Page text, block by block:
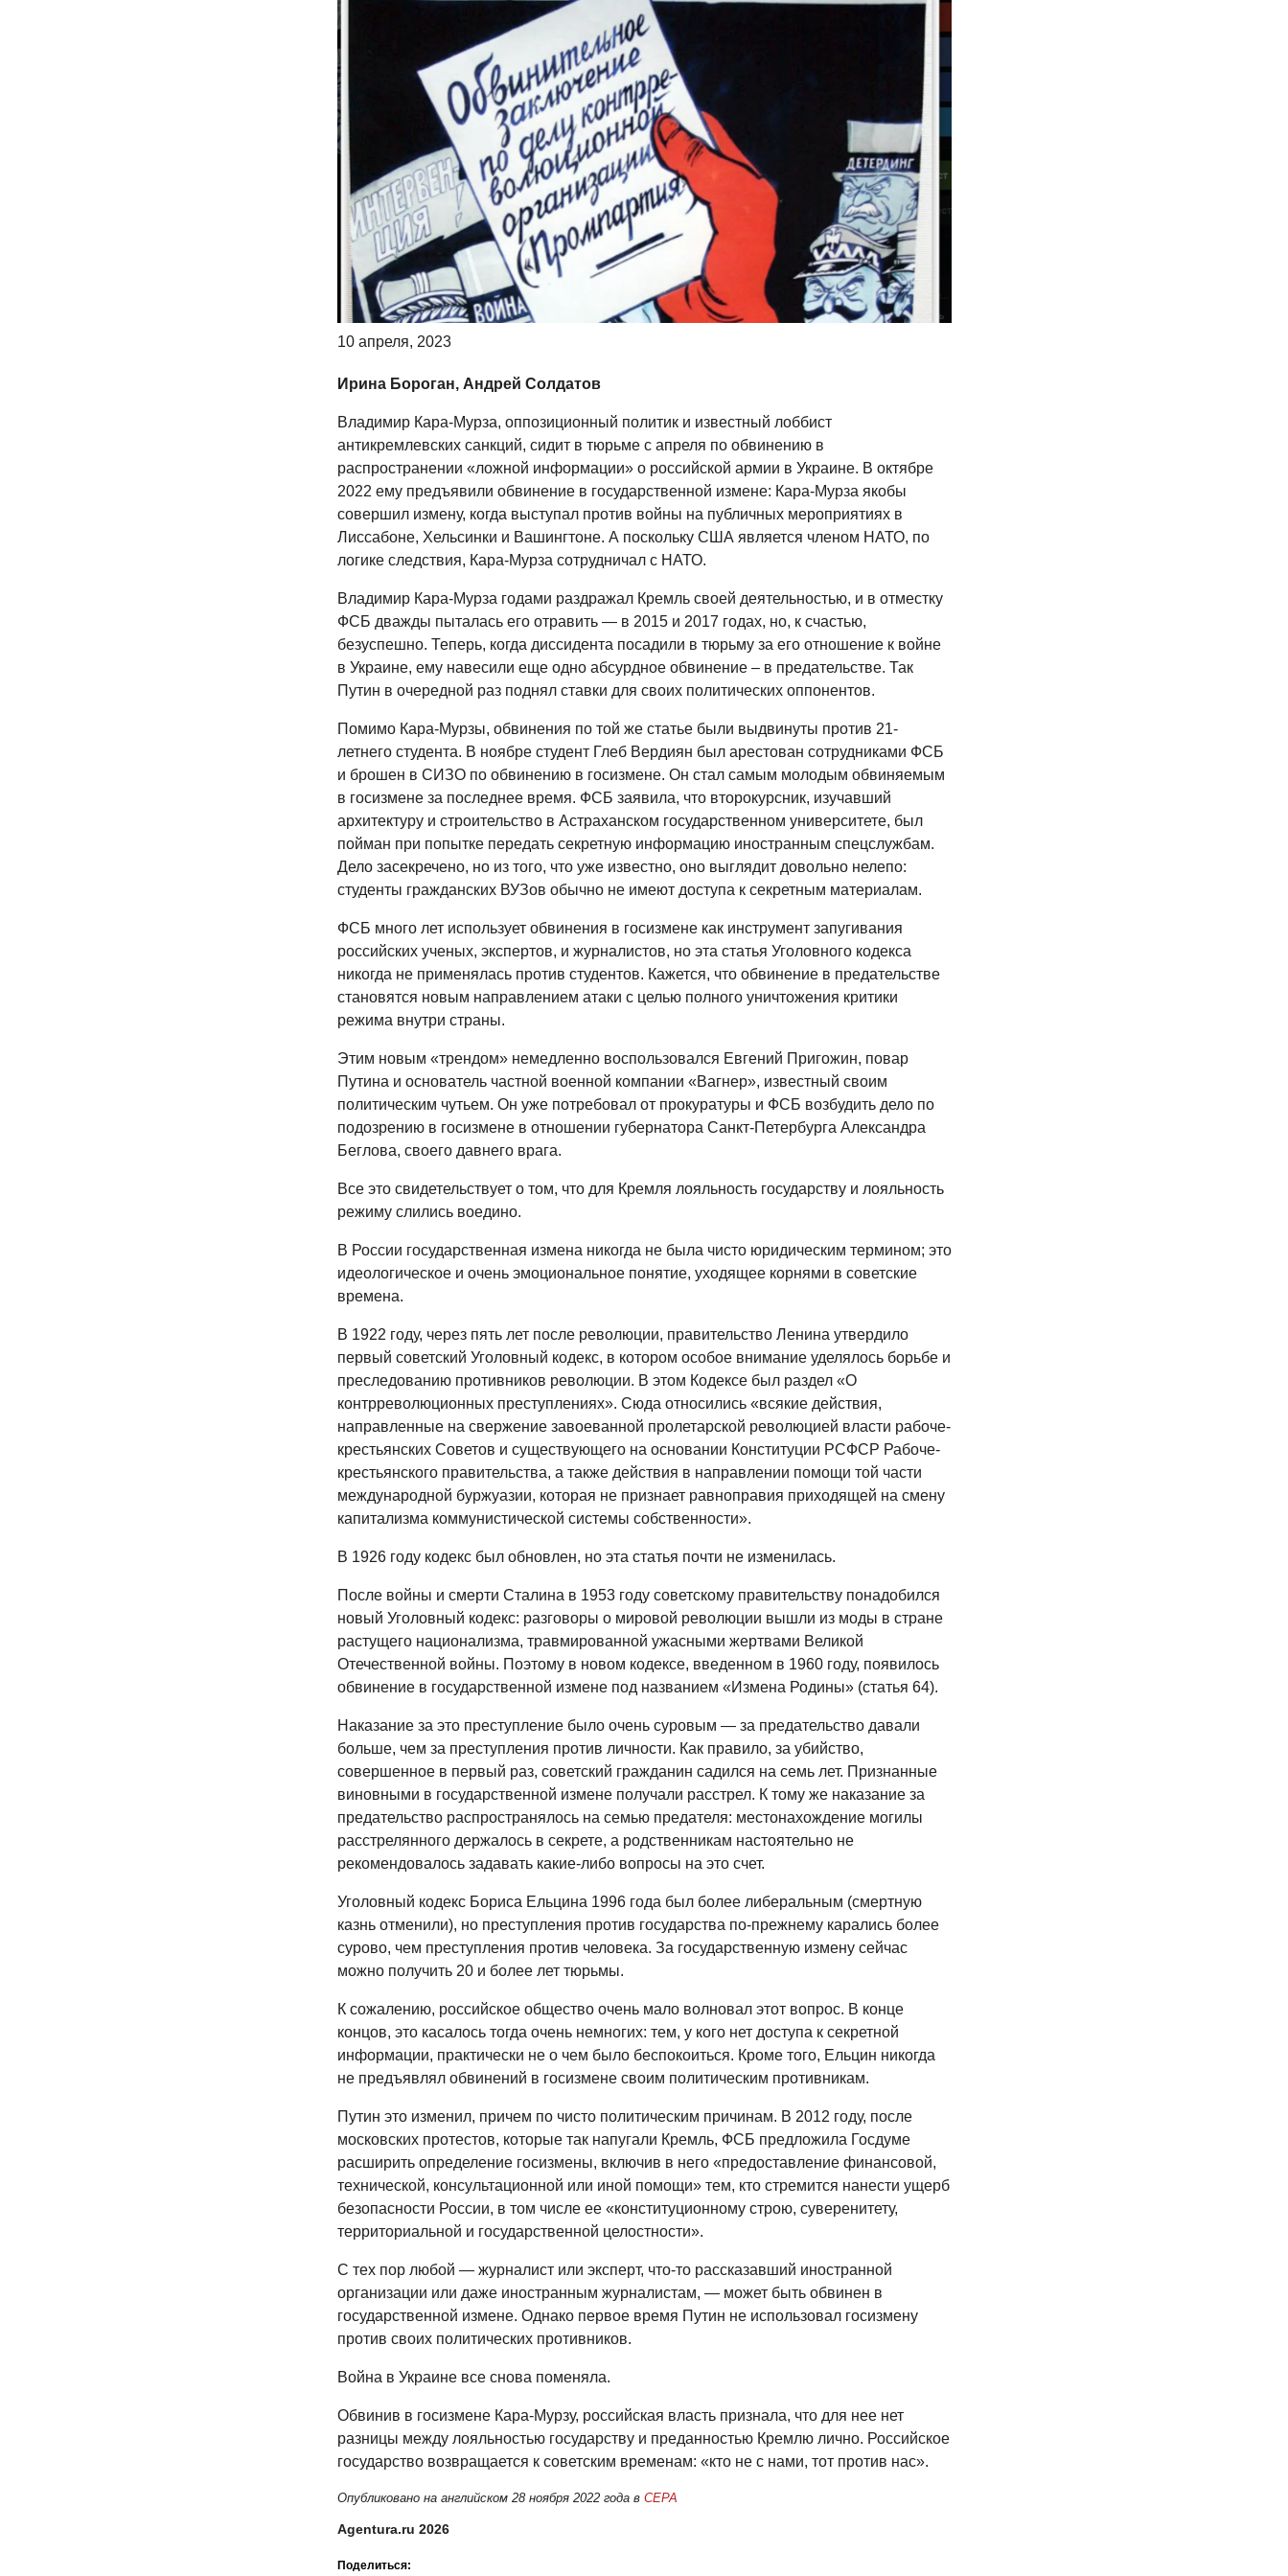
10 апреля, 2023
Ирина Бороган, Андрей Солдатов
Владимир Кара-Мурза, оппозиционный политик и известный лоббист
антикремлевских санкций, сидит в тюрьме с апреля по обвинению в
распространении «ложной информации» о российской армии в Украине. В октябре
2022 ему предъявили обвинение в государственной измене: Кара-Мурза якобы
совершил измену, когда выступал против войны на публичных мероприятиях в
Лиссабоне, Хельсинки и Вашингтоне. А поскольку США является членом НАТО, по
логике следствия, Кара-Мурза сотрудничал с НАТО.
Владимир Кара-Мурза годами раздражал Кремль cвоей деятельностью, и в отместку
ФСБ дважды пыталась его отравить — в 2015 и 2017 годах, но, к счастью,
безуспешно. Теперь, когда диссидента посадили в тюрьму за его отношение к войне
в Украине, ему навесили еще одно абсурдное обвинение – в предательстве. Так
Путин в очередной раз поднял ставки для своих политических оппонентов.
Помимо Кара-Мурзы, обвинения по той же статье были выдвинуты против 21-
летнего студента. В ноябре студент Глеб Вердиян был арестован сотрудниками ФСБ
и брошен в СИЗО по обвинению в госизмене. Он стал самым молодым обвиняемым
в госизмене за последнее время. ФСБ заявила, что второкурсник, изучавший
архитектуру и строительство в Астраханском государственном университете, был
пойман при попытке передать секретную информацию иностранным спецслужбам.
Дело засекречено, но из того, что уже известно, оно выглядит довольно нелепо:
студенты гражданских ВУЗов обычно не имеют доступа к секретным материалам.
ФСБ много лет использует обвинения в госизмене как инструмент запугивания
российских ученых, экспертов, и журналистов, но эта статья Уголовного кодекса
никогда не применялась против студентов. Кажется, что обвинение в предательстве
становятся новым направлением атаки с целью полного уничтожения критики
режима внутри страны.
Этим новым «трендом» немедленно воспользовался Евгений Пригожин, повар
Путина и основатель частной военной компании «Вагнер», известный своим
политическим чутьем. Он уже потребовал от прокуратуры и ФСБ возбудить дело по
подозрению в госизмене в отношении губернатора Санкт-Петербурга Александра
Беглова, своего давнего врага.
Все это свидетельствует о том, что для Кремля лояльность государству и лояльность
режиму слились воедино.
В России государственная измена никогда не была чисто юридическим термином; это
идеологическое и очень эмоциональное понятие, уходящее корнями в советские
времена.
В 1922 году, через пять лет после революции, правительство Ленина утвердило
первый советский Уголовный кодекс, в котором особое внимание уделялось борьбе и
преследованию противников революции. В этом Кодексе был раздел «О
контрреволюционных преступлениях». Сюда относились «всякие действия,
направленные на свержение завоеванной пролетарской революцией власти рабоче-
крестьянских Советов и существующего на основании Конституции РСФСР Рабоче-
крестьянского правительства, а также действия в направлении помощи той части
международной буржуазии, которая не признает равноправия приходящей на смену
капитализма коммунистической системы собственности».
В 1926 году кодекс был обновлен, но эта статья почти не изменилась.
После войны и смерти Сталина в 1953 году советскому правительству понадобился
новый Уголовный кодекс: разговоры о мировой революции вышли из моды в стране
растущего национализма, травмированной ужасными жертвами Великой
Отечественной войны. Поэтому в новом кодексе, введенном в 1960 году, появилось
обвинение в государственной измене под названием «Измена Родины» (статья 64).
Наказание за это преступление было очень суровым — за предательство давали
больше, чем за преступления против личности. Как правило, за убийство,
совершенное в первый раз, советский гражданин садился на семь лет. Признанные
виновными в государственной измене получали расстрел. К тому же наказание за
предательство распространялось на семью предателя: местонахождение могилы
расстрелянного держалось в секрете, а родственникам настоятельно не
рекомендовалось задавать какие-либо вопросы на это счет.
Уголовный кодекс Бориса Ельцина 1996 года был более либеральным (смертную
казнь отменили), но преступления против государства по-прежнему карались более
сурово, чем преступления против человека. За государственную измену сейчас
можно получить 20 и более лет тюрьмы.
К сожалению, российское общество очень мало волновал этот вопрос. В конце
концов, это касалось тогда очень немногих: тем, у кого нет доступа к секретной
информации, практически не о чем было беспокоиться. Кроме того, Ельцин никогда
не предъявлял обвинений в госизмене своим политическим противникам.
Путин это изменил, причем по чисто политическим причинам. В 2012 году, после
московских протестов, которые так напугали Кремль, ФСБ предложила Госдуме
расширить определение госизмены, включив в него «предоставление финансовой,
технической, консультационной или иной помощи» тем, кто стремится нанести ущерб
безопасности России, в том числе ее «конституционному строю, суверенитету,
территориальной и государственной целостности».
С тех пор любой — журналист или эксперт, что-то рассказавший иностранной
организации или даже иностранным журналистам, — может быть обвинен в
государственной измене. Однако первое время Путин не использовал госизмену
против своих политических противников.
Война в Украине все снова поменяла.
Обвинив в госизмене Кара-Мурзу, российская власть признала, что для нее нет
разницы между лояльностью государству и преданностью Кремлю лично. Российское
государство возвращается к советским временам: «кто не с нами, тот против нас».
Опубликовано на английском 28 ноября 2022 года в CEPA
Agentura.ru 2026
Поделиться: